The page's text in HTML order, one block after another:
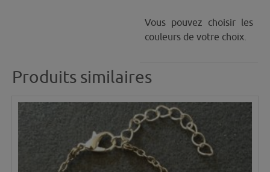
Vous pouvez choisir les
couleurs de votre choix.
Produits similaires